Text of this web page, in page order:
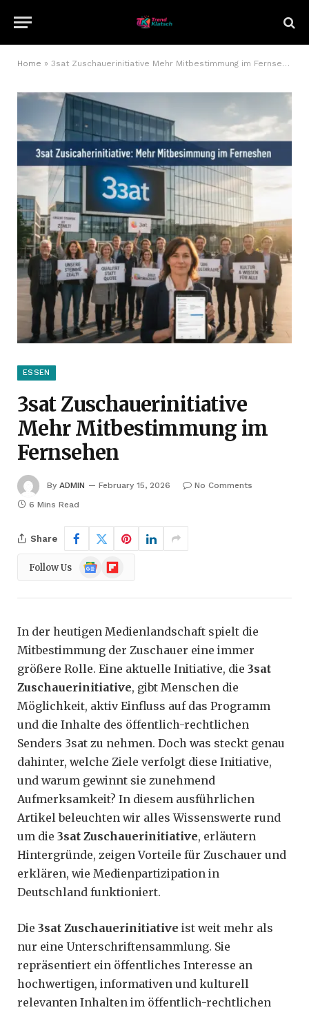
Home » 3sat Zuschauerinitiative Mehr Mitbestimmung im Fernsehen
ESSEN
3sat Zuschauerinitiative
Mehr Mitbestimmung im
Fernsehen
By ADMIN February 15, 2026
No Comments
6 Mins Read
Share
Follow Us
GoogleFlipboard
In der heutigen Medienlandschaft spielt die
Mitbestimmung der Zuschauer eine immer
größere Rolle. Eine aktuelle Initiative, die 3sat
Zuschauerinitiative, gibt Menschen die
Möglichkeit, aktiv Einfluss auf das Programm
und die Inhalte des öffentlich-rechtlichen
Senders 3sat zu nehmen. Doch was steckt genau
dahinter, welche Ziele verfolgt diese Initiative,
und warum gewinnt sie zunehmend
Aufmerksamkeit? In diesem ausführlichen
Artikel beleuchten wir alles Wissenswerte rund
um die 3sat Zuschauerinitiative, erläutern
Hintergründe, zeigen Vorteile für Zuschauer und
erklären, wie Medienpartizipation in
Deutschland funktioniert.
Die 3sat Zuschauerinitiative ist weit mehr als
nur eine Unterschriftensammlung. Sie
repräsentiert ein öffentliches Interesse an
hochwertigen, informativen und kulturell
relevanten Inhalten im öffentlich-rechtlichen